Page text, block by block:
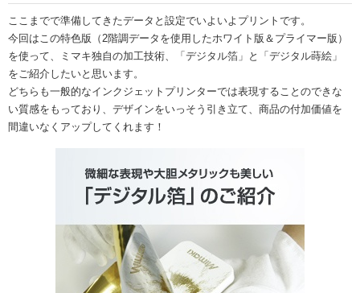
ここまでで準備してきたデータと設定でいよいよプリントです。
今回はこの特色版（2階調データを使用したホワイト版＆プライマー版）
を使って、ミマキ独自の加工技術、「デジタル箔」と「デジタル蒔絵」
をご紹介したいと思います。
どちらも一般的なインクジェットプリンターでは表現することのできな
い質感をもっており、デザインをいっそう引き立て、商品の付加価値を
間違いなくアップしてくれます！